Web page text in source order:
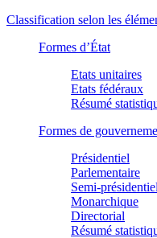
Classification selon les
Formes d’État
Etats unitaires
Etats fédéraux
Résumé
Formes de
Présidentiel
Parlementaire
Semi-présidentiel
Monarchique
Directorial
Résumé